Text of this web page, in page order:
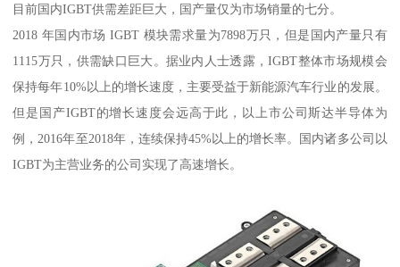
目前国内IGBT供需差距巨大，国产量仅为市场销量的七分。
2018 年国内市场 IGBT 模块需求量为7898万只，但是国内产量只有
1115万只，供需缺口巨大。据业内人士透露，IGBT整体市场规模会
保持每年10%以上的增长速度，主要受益于新能源汽车行业的发展。
但是国产IGBT的增长速度会远高于此，以上市公司斯达半导体为
例，2016年至2018年，连续保持45%以上的增长率。国内诸多公司以
IGBT为主营业务的公司实现了高速增长。